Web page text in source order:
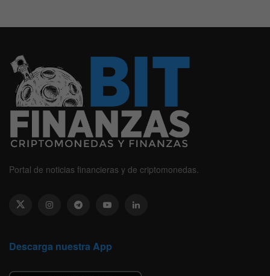
Portal de noticias financieras y de criptomonedas.
Descarga nuestra App